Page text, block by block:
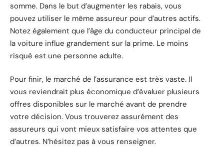
somme. Dans le but d’augmenter les rabais, vous
pouvez utiliser le même assureur pour d’autres actifs.
Notez également que l’âge du conducteur principal de
la voiture influe grandement sur la prime. Le moins
risqué est une personne adulte.
Pour finir, le marché de l’assurance est très vaste. Il
vous reviendrait plus économique d’évaluer plusieurs
offres disponibles sur le marché avant de prendre
votre décision. Vous trouverez assurément des
assureurs qui vont mieux satisfaire vos attentes que
d’autres. N’hésitez pas à vous renseigner.